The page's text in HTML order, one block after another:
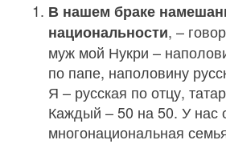
В нашем браке
национальности, –
муж мой Нукри –
по папе, наполовину
Я – русская по отцу,
Каждый – 50 на 50. У нас
многонациональная